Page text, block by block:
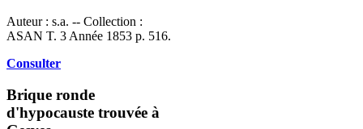
Auteur : s.a. -- Collection :
ASAN T. 3 Année 1853 p. 516.
Consulter
Brique ronde
d'hypocauste trouvée à